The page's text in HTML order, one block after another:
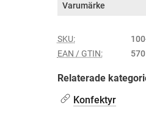
Varumärke
SKU:
EAN / GTIN:
Relaterade
Konfektyr